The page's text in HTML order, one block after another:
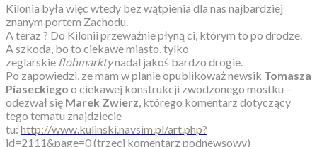
Kilonia była więc wtedy bez wątpienia dla nas najbardziej
znanym portem Zachodu.
A teraz ? Do Kilonii przeważnie płyną ci, którym to po drodze.
A szkoda, bo to ciekawe miasto, tylko
zeglarskie flohmarktynadal jakoś bardzo drogie.
Po zapowiedzi, ze mam w planie opublikoważ newsik Tomasza
Piaseckiego o ciekawej konstrukcji zwodzonego mostku –
odezwał się Marek Zwierz, którego komentarz dotyczący
tego tematu znajdziecie
tu: http://www.kulinski.navsim.pl/art.php?
id=2111&page=0(trzeci komentarz podnewsowy)